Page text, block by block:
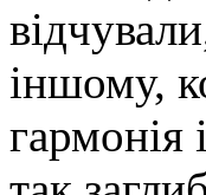
іншому,
гармонія